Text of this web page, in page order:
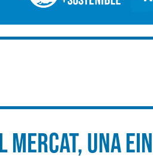
mercat, una